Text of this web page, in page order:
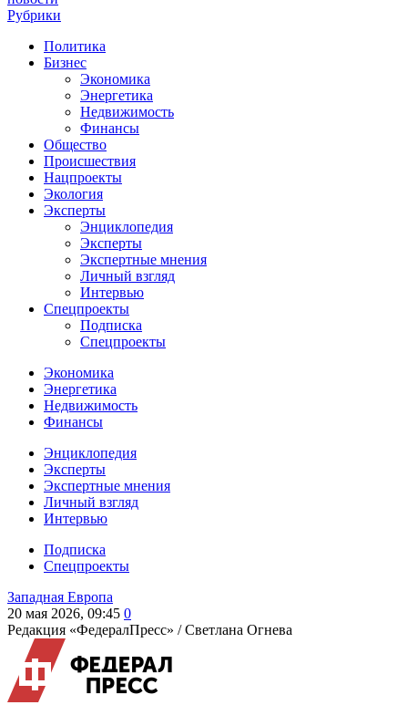
Рубрики
Политика
Бизнес
Экономика
Энергетика
Недвижимость
Финансы
Общество
Происшествия
Нацпроекты
Экология
Эксперты
Энциклопедия
Эксперты
Экспертные мнения
Личный взгляд
Интервью
Спецпроекты
Подписка
Спецпроекты
Экономика
Энергетика
Недвижимость
Финансы
Энциклопедия
Эксперты
Экспертные мнения
Личный взгляд
Интервью
Подписка
Спецпроекты
Западная Европа
20 мая 2026, 09:45 0
Редакция «ФедералПресс» /Светлана Огнева